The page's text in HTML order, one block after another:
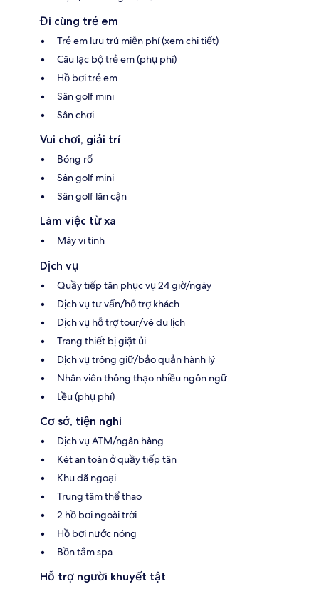
Đi cùng trẻ em
Trẻ em lưu trú miễn phí (xem chi tiết)
Câu lạc bộ trẻ em (phụ phí)
Hồ bơi trẻ em
Sân golf mini
Sân chơi
Vui chơi, giải trí
Bóng rổ
Sân golf mini
Sân golf lân cận
Làm việc từ xa
Máy vi tính
Dịch vụ
Quầy tiếp tân phục vụ 24 giờ/ngày
Dịch vụ tư vấn/hỗ trợ khách
Dịch vụ hỗ trợ tour/vé du lịch
Trang thiết bị giặt ủi
Dịch vụ trông giữ/bảo quản hành lý
Nhân viên thông thạo nhiều ngôn ngữ
Lều (phụ phí)
Cơ sở, tiện nghi
Dịch vụ ATM/ngân hàng
Két an toàn ở quầy tiếp tân
Khu dã ngoại
Trung tâm thể thao
2 hồ bơi ngoài trời
Hồ bơi nước nóng
Bồn tắm spa
Hỗ trợ người khuyết tật